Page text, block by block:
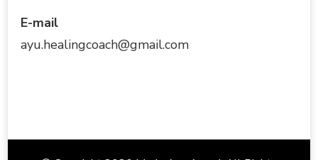
E-mail
ayu.healingcoach@gmail.com